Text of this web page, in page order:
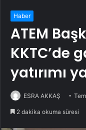
Haber
ATEM
KKTC’de
yatırımı
ESRA AKKAŞ
2 dakika okuma süresi